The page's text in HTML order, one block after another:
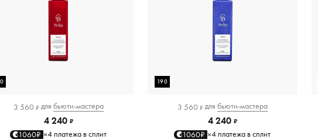
3 560 ₽ для бьюти-мастера
4 240 ₽
1060₽ ×4 платежа в сплит
190
3 560 ₽ для бьюти-мастера
4 240 ₽
1060₽ ×4 платежа в сплит